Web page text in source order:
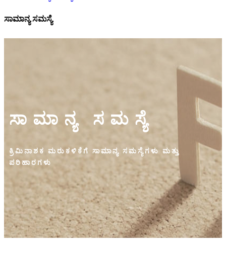
ಸಾಮಾನ್ಯ ಸಮಸ್ಯೆ
ಸಾಮಾನ್ಯ ಸಮಸ್ಯೆ
ಕ್ರಿಮಿನಾಶಕ ಮರುಕಳಿಕೆಗೆ ಸಾಮಾನ್ಯ ಸಮಸ್ಯೆಗಳು ಮತ್ತು
ಪರಿಹಾರಗಳು